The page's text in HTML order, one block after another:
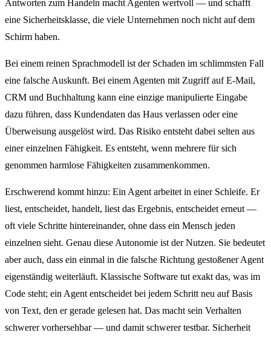
Antworten zum Handeln macht Agenten wertvoll — und schafft
eine Sicherheitsklasse, die viele Unternehmen noch nicht auf dem
Schirm haben.
Bei einem reinen Sprachmodell ist der Schaden im schlimmsten Fall
eine falsche Auskunft. Bei einem Agenten mit Zugriff auf E-Mail,
CRM und Buchhaltung kann eine einzige manipulierte Eingabe
dazu führen, dass Kundendaten das Haus verlassen oder eine
Überweisung ausgelöst wird. Das Risiko entsteht dabei selten aus
einer einzelnen Fähigkeit. Es entsteht, wenn mehrere für sich
genommen harmlose Fähigkeiten zusammenkommen.
Erschwerend kommt hinzu: Ein Agent arbeitet in einer Schleife. Er
liest, entscheidet, handelt, liest das Ergebnis, entscheidet erneut —
oft viele Schritte hintereinander, ohne dass ein Mensch jeden
einzelnen sieht. Genau diese Autonomie ist der Nutzen. Sie bedeutet
aber auch, dass ein einmal in die falsche Richtung gestoßener Agent
eigenständig weiterläuft. Klassische Software tut exakt das, was im
Code steht; ein Agent entscheidet bei jedem Schritt neu auf Basis
von Text, den er gerade gelesen hat. Das macht sein Verhalten
schwerer vorhersehbar — und damit schwerer testbar. Sicherheit